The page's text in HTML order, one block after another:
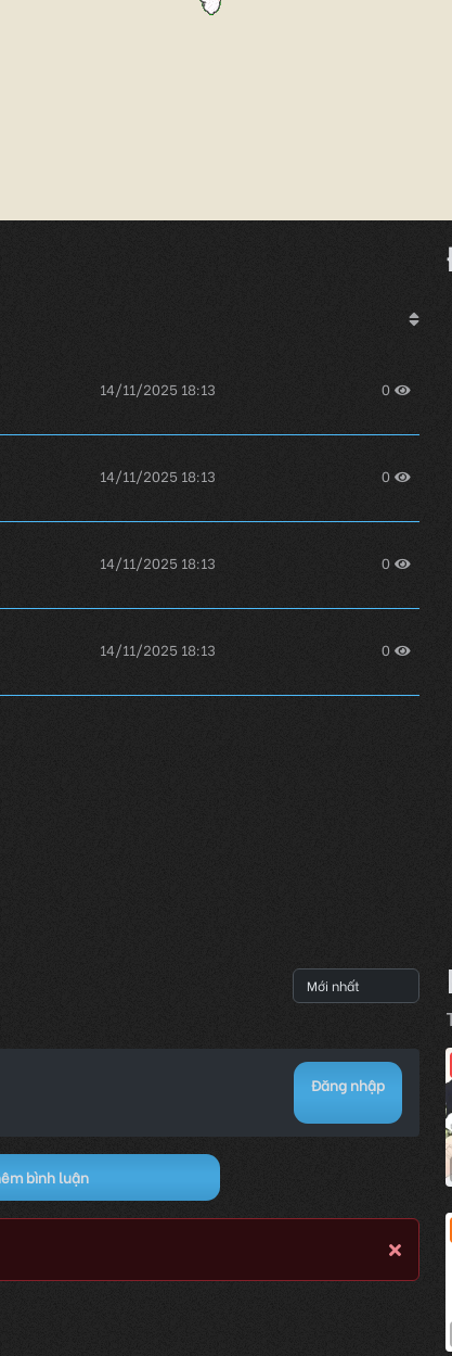
14/11/2025 18:13 0
14/11/2025 18:13 0
14/11/2025 18:13 0
14/11/2025 18:13 0
Đăng nhập
bình luận